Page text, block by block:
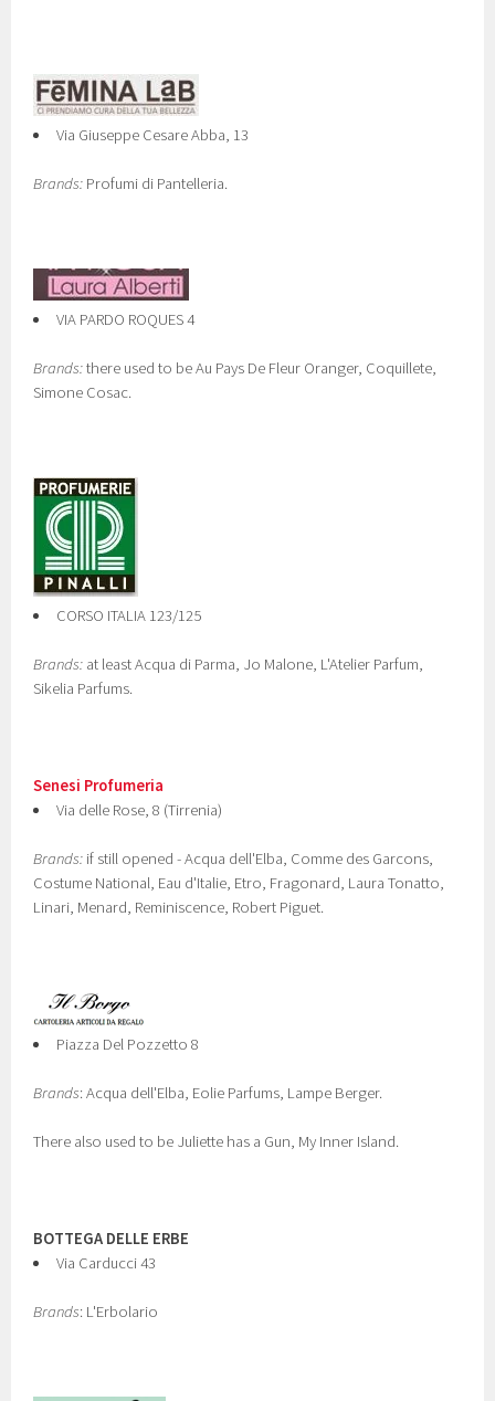
Via Giuseppe Cesare Abba, 13
Brands: Profumi di Pantelleria.
VIA PARDO ROQUES 4
Brands:there used to be Au Pays De Fleur Oranger, Coquillete,
Simone Cosac.
CORSO ITALIA 123/125
Brands: at least Acqua di Parma, Jo Malone, L'Atelier Parfum,
Sikelia Parfums.
Senesi Profumeria
Via delle Rose, 8 (Tirrenia)
Brands: if still opened - Acqua dell'Elba, Comme des Garcons,
Costume National, Eau d'Italie, Etro, Fragonard, Laura Tonatto,
Linari, Menard, Reminiscence, Robert Piguet.
Piazza Del Pozzetto 8
Brands: Acqua dell'Elba, Eolie Parfums, Lampe Berger.
There also used to be Juliette has a Gun, My Inner Island.
BOTTEGA DELLE ERBE
Via Carducci 43
Brands: L'Erbolario